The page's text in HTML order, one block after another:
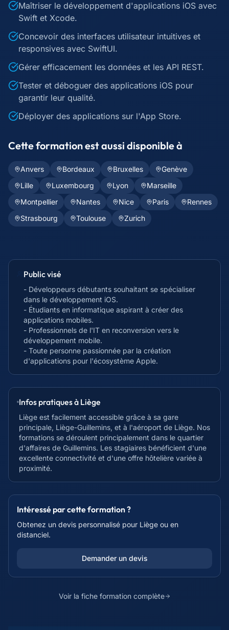
Maîtriser le développement d'applications iOS avec
Swift et Xcode.
Concevoir des interfaces utilisateur intuitives et
responsives avec SwiftUI.
Gérer efficacement les données et les API REST.
Tester et déboguer des applications iOS pour
garantir leur qualité.
Déployer des applications sur l'App Store.
Cette formation est aussi disponible à
Anvers Bordeaux Bruxelles
Genève
Lille
Luxembourg Lyon
Marseille
Montpellier
Nantes Nice Paris
Rennes
Strasbourg
Toulouse Zurich
Public visé
- Développeurs débutants souhaitant se spécialiser
dans le développement iOS.
- Étudiants en informatique aspirant à créer des
applications mobiles.
- Professionnels de l'IT en reconversion vers le
développement mobile.
- Toute personne passionnée par la création
d'applications pour l'écosystème Apple.
Infos pratiques à Liège
Liège est facilement accessible grâce à sa gare
principale, Liège-Guillemins, et à l'aéroport de Liège. Nos
formations se déroulent principalement dans le quartier
d'affaires de Guillemins. Les stagiaires bénéficient d'une
excellente connectivité et d'une offre hôtelière variée à
proximité.
Intéressé par cette formation ?
Obtenez un devis personnalisé pour Liège ou en
distanciel.
Demander un devis
Voir la fiche formation complète